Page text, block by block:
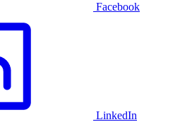
Facebook
LinkedIn